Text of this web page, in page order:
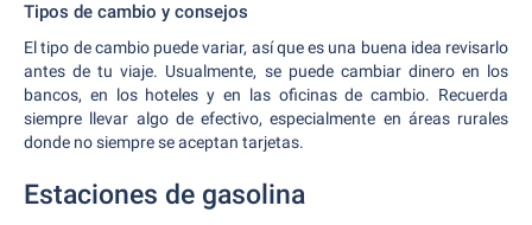
Tipos de cambio y consejos
El tipo de cambio puede variar, así que es una buena idea revisarlo
antes de tu viaje. Usualmente, se puede cambiar dinero en los
bancos, en los hoteles y en las oficinas de cambio. Recuerda
siempre llevar algo de efectivo, especialmente en áreas rurales
donde no siempre se aceptan tarjetas.
Estaciones de gasolina